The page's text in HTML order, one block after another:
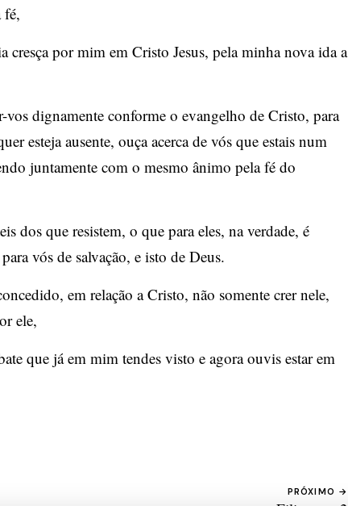
fé,
cresça por mim em Cristo Jesus, pela minha nova ida a
vos dignamente conforme o evangelho de Cristo, para
esteja ausente, ouça acerca de vós que estais num
juntamente com o mesmo ânimo pela fé do
dos que resistem, o que para eles, na verdade, é
vós de salvação, e isto de Deus.
em relação a Cristo, não somente crer nele,
ele,
que já em mim tendes visto e agora ouvis estar em
PRÓXIMO →